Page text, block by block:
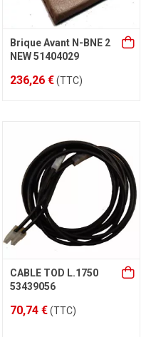
Brique Avant N-BNE 2
NEW 51404029
236,26 €(TTC)
CABLE TOD L.1750
53439056
70,74 €(TTC)